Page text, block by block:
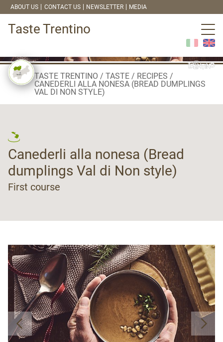
ABOUT US CONTACT US NEWSLETTER MEDIA
Taste Trentino
TASTE TRENTINO TASTE
RECIPES
CANEDERLI ALLA NONESA (BREAD DUMPLINGS
VAL DI NON STYLE)
Canederli alla nonesa (Bread
dumplings Val di Non style)
First course